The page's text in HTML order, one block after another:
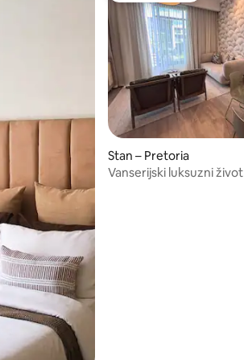
Stan – Pretoria
Vanserijski luksuzni život